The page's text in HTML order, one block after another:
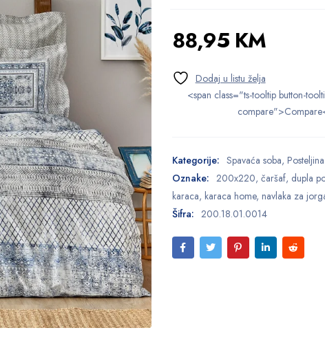
88,95 KM
<span class="ts-tooltip button-
Kategorije: Spavaća soba, Posteljina
Oznake: 200x220, čaršaf, dupla
karaca, karaca home, navlaka za
Šifra: 200.18.01.0014